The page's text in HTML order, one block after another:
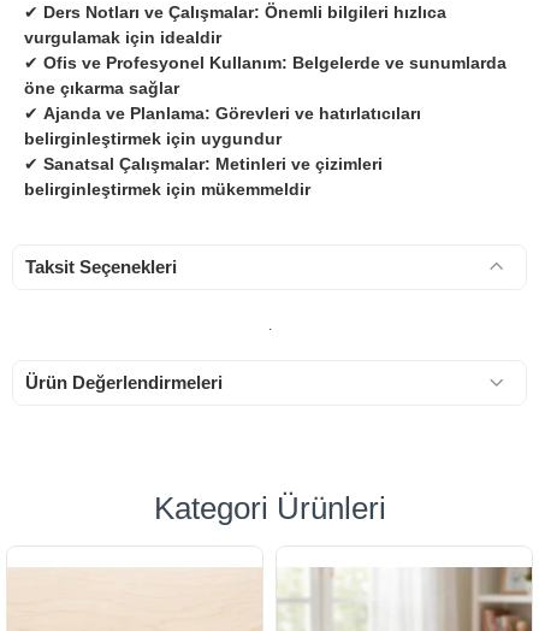
✔ Ders Notları ve Çalışmalar: Önemli bilgileri hızlıca
vurgulamak için idealdir
✔ Ofis ve Profesyonel Kullanım: Belgelerde ve sunumlarda
öne çıkarma sağlar
✔ Ajanda ve Planlama: Görevleri ve hatırlatıcıları
belirginleştirmek için uygundur
✔ Sanatsal Çalışmalar: Metinleri ve çizimleri
belirginleştirmek için mükemmeldir
Taksit Seçenekleri
.
Ürün Değerlendirmeleri
Kategori Ürünleri